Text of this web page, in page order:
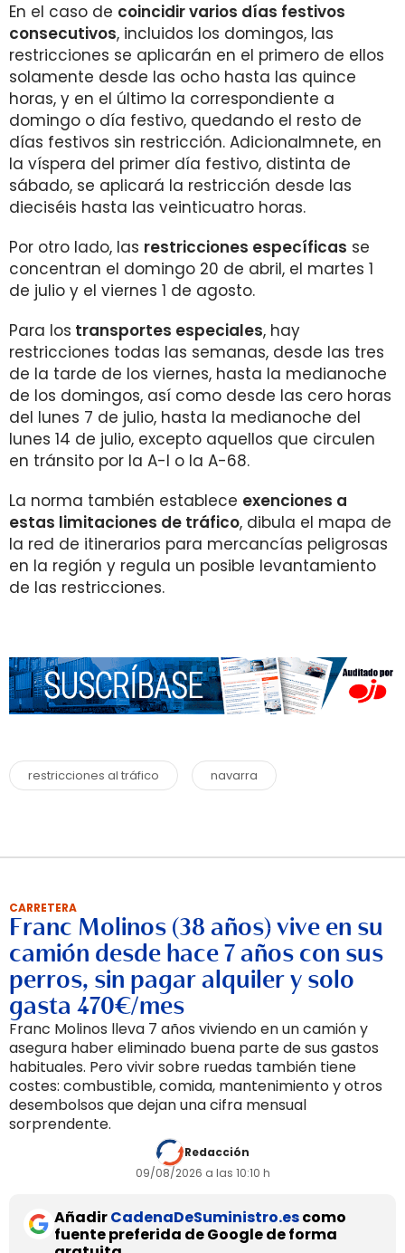
En el caso de coincidir varios días festivos
consecutivos, incluidos los domingos, las
restricciones se aplicarán en el primero de ellos
solamente desde las ocho hasta las quince
horas, y en el último la correspondiente a
domingo o día festivo, quedando el resto de
días festivos sin restricción. Adicionalmnete, en
la víspera del primer día festivo, distinta de
sábado, se aplicará la restricción desde las
dieciséis hasta las veinticuatro horas.
Por otro lado, las restricciones específicas se
concentran el domingo 20 de abril, el martes 1
de julio y el viernes 1 de agosto.
Para los transportes especiales, hay
restricciones todas las semanas, desde las tres
de la tarde de los viernes, hasta la medianoche
de los domingos, así como desde las cero horas
del lunes 7 de julio, hasta la medianoche del
lunes 14 de julio, excepto aquellos que circulen
en tránsito por la A-I o la A-68.
La norma también establece exenciones a
estas limitaciones de tráfico, dibula el mapa de
la red de itinerarios para mercancías peligrosas
en la región y regula un posible levantamiento
de las restricciones.
restricciones al tráfico navarra
CARRETERA
Franc Molinos (38 años) vive en su
camión desde hace 7 años con sus
perros, sin pagar alquiler y solo
gasta 470€/mes
Franc Molinos lleva 7 años viviendo en un camión y
asegura haber eliminado buena parte de sus gastos
habituales. Pero vivir sobre ruedas también tiene
costes: combustible, comida, mantenimiento y otros
desembolsos que dejan una cifra mensual
sorprendente.
Redacción
09/08/2026 a las 10:10 h
AñadirCadenaDeSuministro.escomo
fuente preferida de Google de forma